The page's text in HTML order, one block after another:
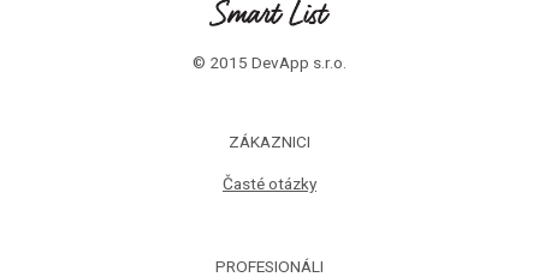
© 2015 DevApp s.r.o.
ZÁKAZNICI
Časté otázky
PROFESIONÁLI